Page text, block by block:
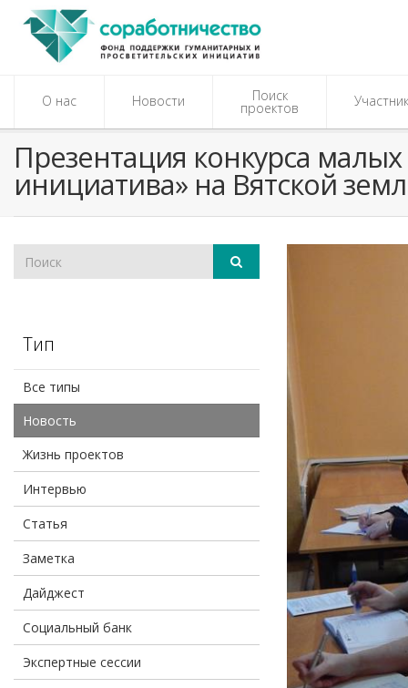
О нас Новости Поиск
проектов
Презентация конкурса
инициатива» на Вятской
Тип
Все типы
Новость
Жизнь проектов
Интервью
Статья
Заметка
Дайджест
Социальный банк
Экспертные сессии